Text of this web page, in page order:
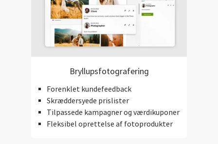
Bryllupsfotografering
Forenklet kundefeedback
Skræddersyede prislister
Tilpassede kampagner og værdikuponer
Fleksibel oprettelse af fotoprodukter